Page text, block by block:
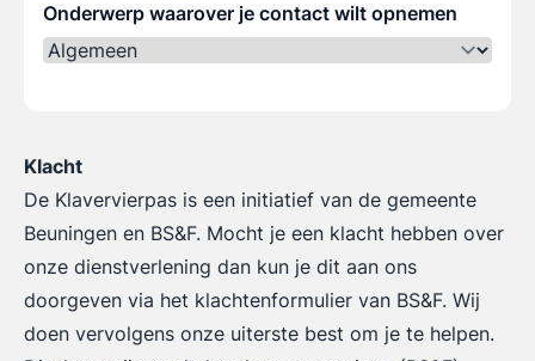
Onderwerp waarover je contact wilt opnemen
Klacht
De Klavervierpas is een initiatief van de gemeente
Beuningen en BS&F. Mocht je een klacht hebben over
onze dienstverlening dan kun je dit aan ons
doorgeven via het klachtenformulier van BS&F. Wij
doen vervolgens onze uiterste best om je te helpen.